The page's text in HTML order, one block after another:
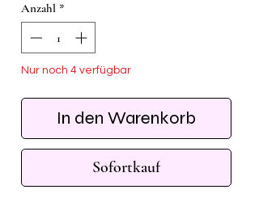
Anzahl *
Nur noch 4 verfügbar
In den Warenkorb
Sofortkauf